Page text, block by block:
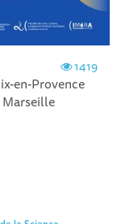
1419
en-Provence
Marseille